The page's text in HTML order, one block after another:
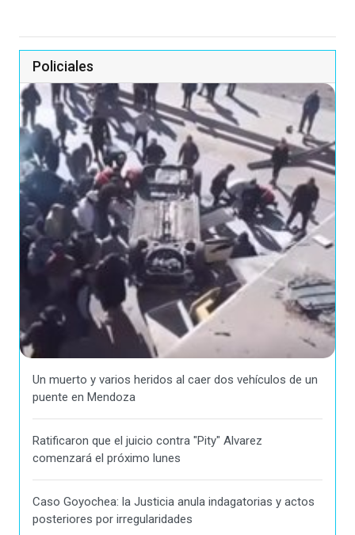
Policiales
Un muerto y varios heridos al caer dos vehículos de un
puente en Mendoza
Ratificaron que el juicio contra "Pity" Alvarez
comenzará el próximo lunes
Caso Goyochea: la Justicia anula indagatorias y actos
posteriores por irregularidades